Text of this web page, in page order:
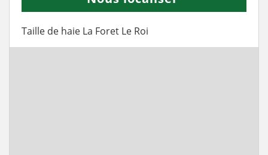
Taille de haie La Foret Le Roi